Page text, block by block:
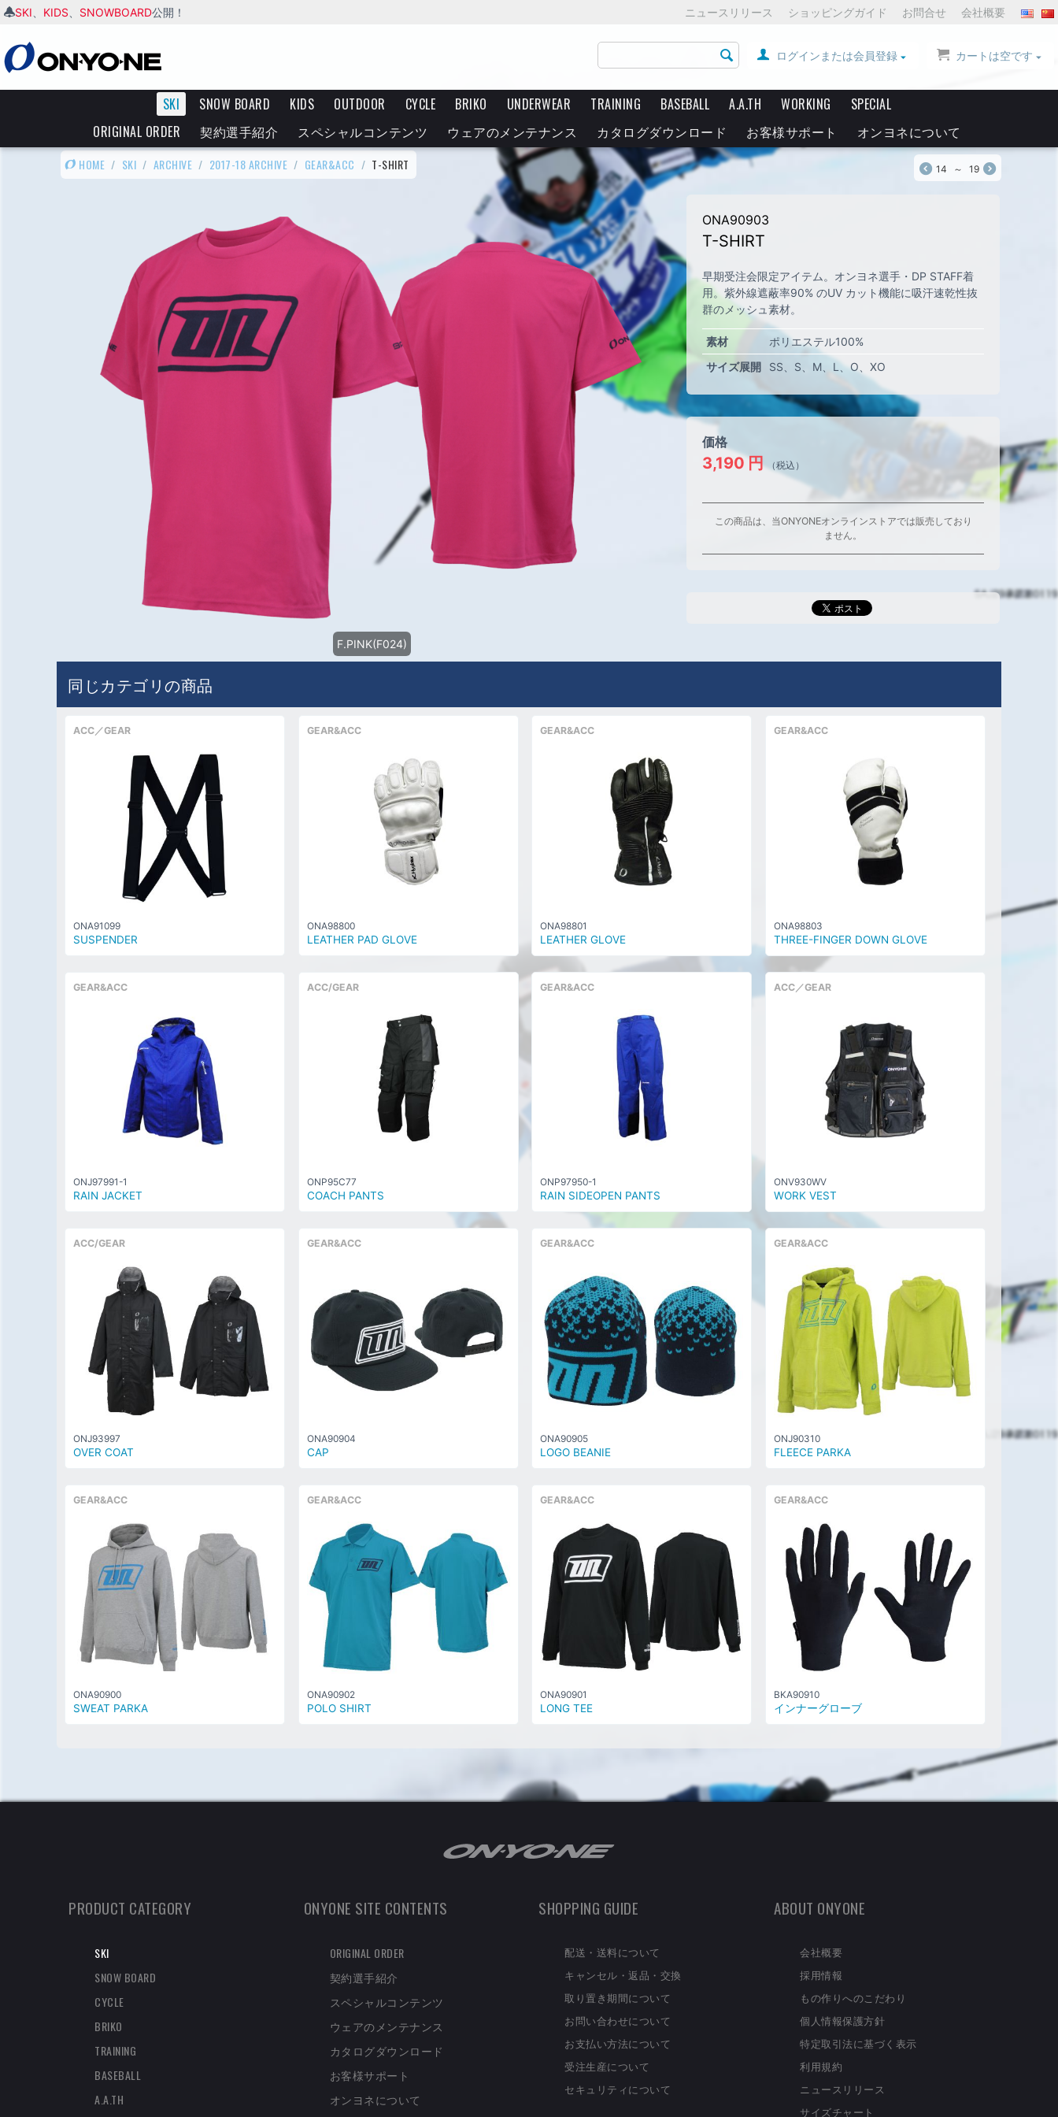
SKI KIDS SNOWBOARD公開！ ニュースリリース ショッピングガイド お問合せ 会社概要
カートは空です
ログインまたは会員登録
SKI SNOW BOARD KIDS OUTDOOR CYCLE BRIKO UNDERWEAR TRAINING BASEBALL A.A.TH WORKING
SPECIAL
ORIGINAL ORDER
契約選手紹介 スペシャルコンテンツ ウェアのメンテナンス カタログダウンロード お客様サポート オンヨネについて
HOME / SKI / ARCHIVE / 2017-18 ARCHIVE / GEAR&ACC / T-SHIRT 14 ～ 19
F.PINK(F024)
ONA90903
T-SHIRT
早期受注会限定アイテム。オンヨネ選手・DP STAFF着
用。紫外線遮蔽率90% のUV カット機能に吸汗速乾性抜
群のメッシュ素材。
素材
ポリエステル100%
サイズ展開
SS S M L O XO
価格
3,190 円 （税込）
この商品は、当ONYONEオンラインストアでは販売しており
ません。
同じカテゴリの商品
ACC／GEAR
ONA91099
SUSPENDER
GEAR&ACC
ONA98800
LEATHER PAD GLOVE
GEAR&ACC
ONA98801
LEATHER GLOVE
GEAR&ACC
ONA98803
THREE-FINGER DOWN GLOVE
GEAR&ACC
ONJ97991-1
RAIN JACKET
ACC/GEAR
ONP95C77
COACH PANTS
GEAR&ACC
ONP97950-1
RAIN SIDEOPEN PANTS
ACC／GEAR
ONV930WV
WORK VEST
ACC/GEAR
ONJ93997
OVER COAT
GEAR&ACC
ONA90904
CAP
GEAR&ACC
ONA90905
LOGO BEANIE
GEAR&ACC
ONJ90310
FLEECE PARKA
GEAR&ACC
ONA90900
SWEAT PARKA
GEAR&ACC
ONA90902
POLO SHIRT
GEAR&ACC
ONA90901
LONG TEE
GEAR&ACC
BKA90910
インナーグローブ
PRODUCT CATEGORY
SKI
SNOW BOARD
CYCLE
BRIKO
TRAINING
BASEBALL
A.A.TH
ONYONE SITE CONTENTS
ORIGINAL ORDER
契約選手紹介
スペシャルコンテンツ
ウェアのメンテナンス
カタログダウンロード
お客様サポート
オンヨネについて
SHOPPING GUIDE
配送・送料について
キャンセル・返品・交換
取り置き期間について
お問い合わせについて
お支払い方法について
受注生産について
セキュリティについて
ABOUT ONYONE
会社概要
採用情報
もの作りへのこだわり
個人情報保護方針
特定取引法に基づく表示
利用規約
ニュースリリース
サイズチャート